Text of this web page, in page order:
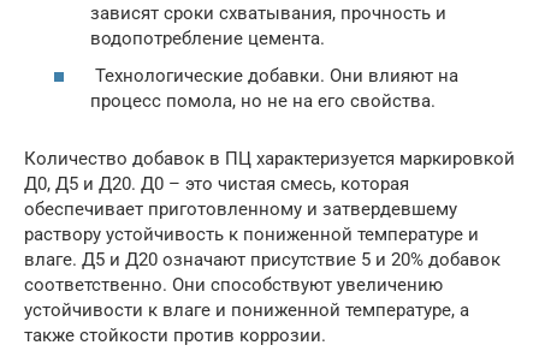
зависят сроки схватывания, прочность и
водопотребление цемента.
Технологические добавки. Они влияют на
процесс помола, но не на его свойства.
Количество добавок в ПЦ характеризуется маркировкой
Д0, Д5 и Д20. Д0 – это чистая смесь, которая
обеспечивает приготовленному и затвердевшему
раствору устойчивость к пониженной температуре и
влаге. Д5 и Д20 означают присутствие 5 и 20% добавок
соответственно. Они способствуют увеличению
устойчивости к влаге и пониженной температуре, а
также стойкости против коррозии.